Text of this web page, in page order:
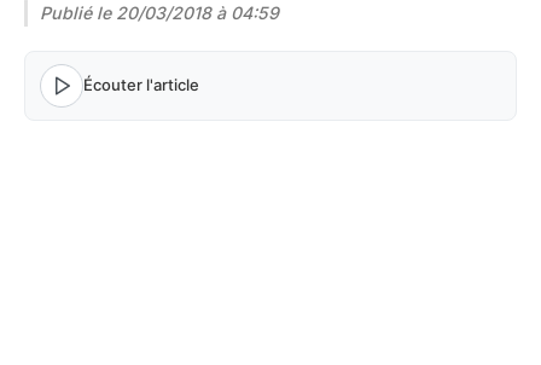
Publié le 20/03/2018 à 04:59
Écouter l'article